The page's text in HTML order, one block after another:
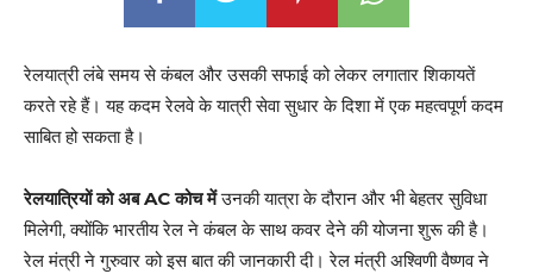
रेलयात्री लंबे समय से कंबल और उसकी सफाई को लेकर लगातार शिकायतें
करते रहे हैं। यह कदम रेलवे के यात्री सेवा सुधार के दिशा में एक महत्वपूर्ण कदम
साबित हो सकता है।
रेलयात्रियों को अब AC कोच मेंउनकी यात्रा के दौरान और भी बेहतर सुविधा
मिलेगी, क्योंकि भारतीय रेल ने कंबल के साथ कवर देने की योजना शुरू की है।
रेल मंत्री ने गुरुवार को इस बात की जानकारी दी। रेल मंत्री अश्विणी वैष्णव ने